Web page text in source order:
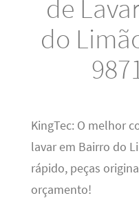
de
do
KingTec: O melhor
lavar em Bairro do
rápido, peças
orçamento!